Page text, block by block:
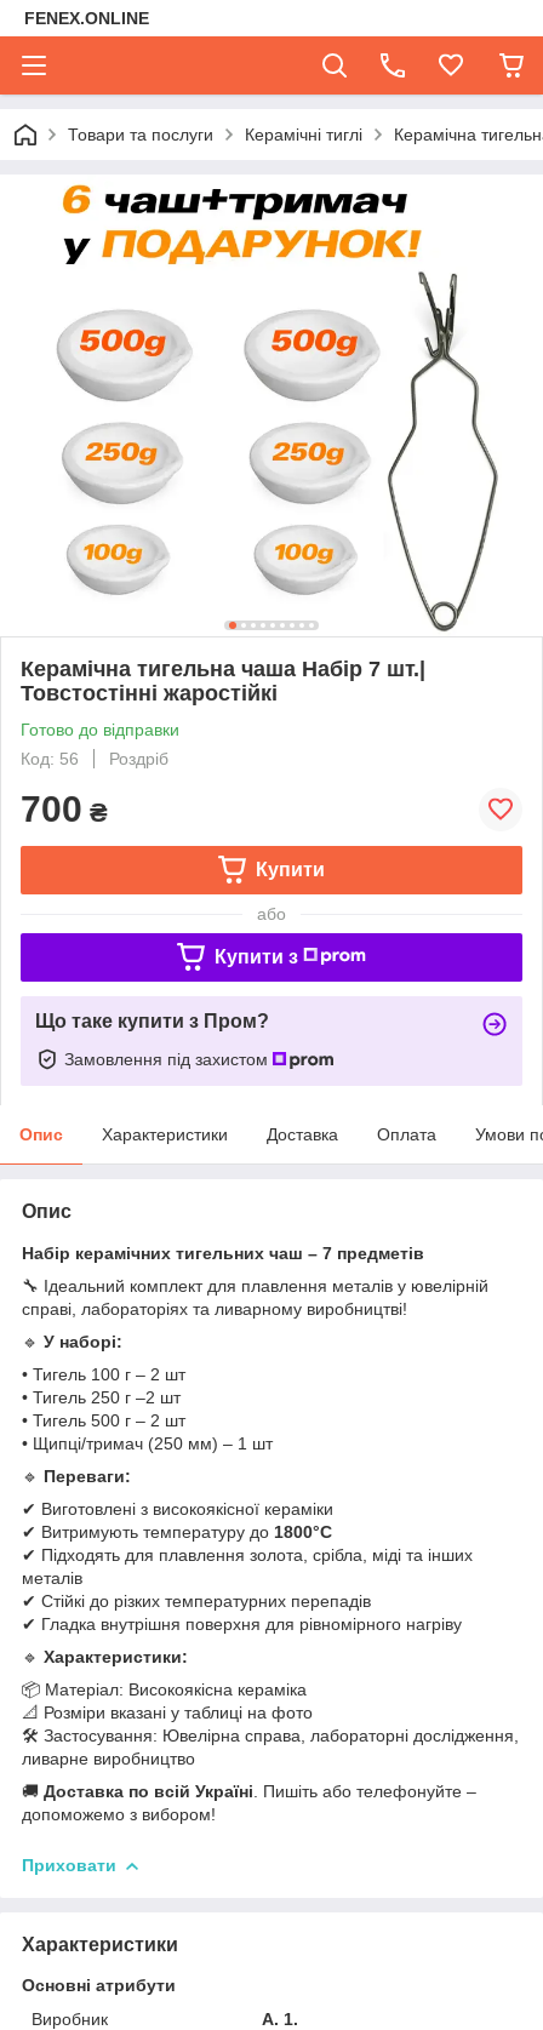
FENEX.ONLINE
Товари та послуги Керамічні тиглі Керамічна
Керамічна тигельна чаша Набір 7 шт.|
Товстостінні жаростійкі
Готово до відправки
Код: 56
Роздріб
700 ₴
Купити
або
Купити з
Що таке купити з Пром?
Замовлення під захистом
Опис Характеристики Доставка Оплата Умови
Опис
Набір керамічних тигельних чаш – 7 предметів
🔧 Ідеальний комплект для плавлення металів у ювелірній
справі, лабораторіях та ливарному виробництві!
🔹 У наборі:
• Тигель 100 г – 2 шт
• Тигель 250 г –2 шт
• Тигель 500 г – 2 шт
• Щипці/тримач (250 мм) – 1 шт
🔹 Переваги:
✔ Виготовлені з високоякісної кераміки
✔ Витримують температуру до 1800°C
✔ Підходять для плавлення золота, срібла, міді та інших
металів
✔ Стійкі до різких температурних перепадів
✔ Гладка внутрішня поверхня для рівномірного нагріву
🔹 Характеристики:
📦 Матеріал: Високоякісна кераміка
📐 Розміри вказані у таблиці на фото
🛠 Застосування: Ювелірна справа, лабораторні дослідження,
ливарне виробництво
🚚 Доставка по всій Україні . Пишіть або телефонуйте –
допоможемо з вибором!
Приховати
Характеристики
Основні атрибути
Виробник
A. 1.